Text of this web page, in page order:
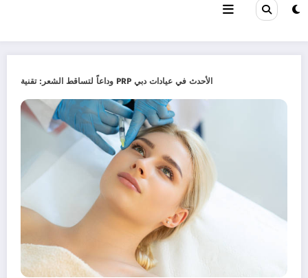
وداعاً لتساقط الشعر: تقنية PRP الأحدث في عيادات دبي